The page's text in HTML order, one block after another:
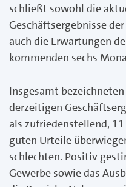
schließt sowohl die
Geschäftsergebnisse
auch die Erwartungen
kommenden sechs
Insgesamt
derzeitigen
als zufriedenstellend,
guten Urteile
schlechten. Positiv
Gewerbe sowie das